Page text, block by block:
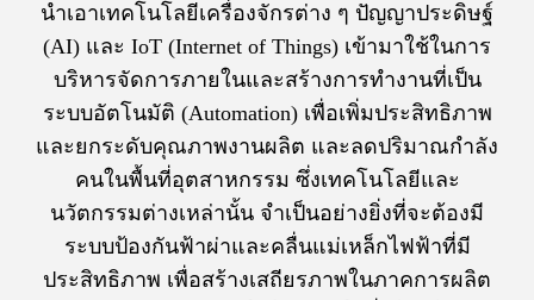
นำเอาเทคโนโลยีเครื่องจักรต่าง ๆ ปัญญาประดิษฐ์
(AI) และ IoT (Internet of Things) เข้ามาใช้ในการ
บริหารจัดการภายในและสร้างการทำงานที่เป็น
ระบบอัตโนมัติ (Automation) เพื่อเพิ่มประสิทธิภาพ
และยกระดับคุณภาพงานผลิต และลดปริมาณกำลัง
คนในพื้นที่อุตสาหกรรม ซึ่งเทคโนโลยีและ
นวัตกรรมต่างเหล่านั้น จำเป็นอย่างยิ่งที่จะต้องมี
ระบบป้องกันฟ้าผ่าและคลื่นแม่เหล็กไฟฟ้าที่มี
ประสิทธิภาพ เพื่อสร้างเสถียรภาพในภาคการผลิต